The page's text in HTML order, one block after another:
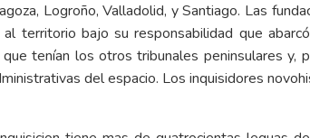
Logroño, Valladolid, y Santiago. Las
al territorio bajo su responsabilidad que
tenían los otros tribunales peninsulares
del espacio. Los inquisidores